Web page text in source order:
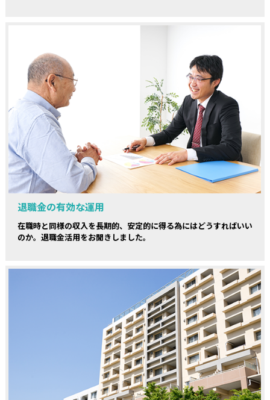
退職金の有効な運用
在職時と同様の収入を長期的、安定的に得る為にはどうすればいい
のか。退職金活用をお聞きしました。